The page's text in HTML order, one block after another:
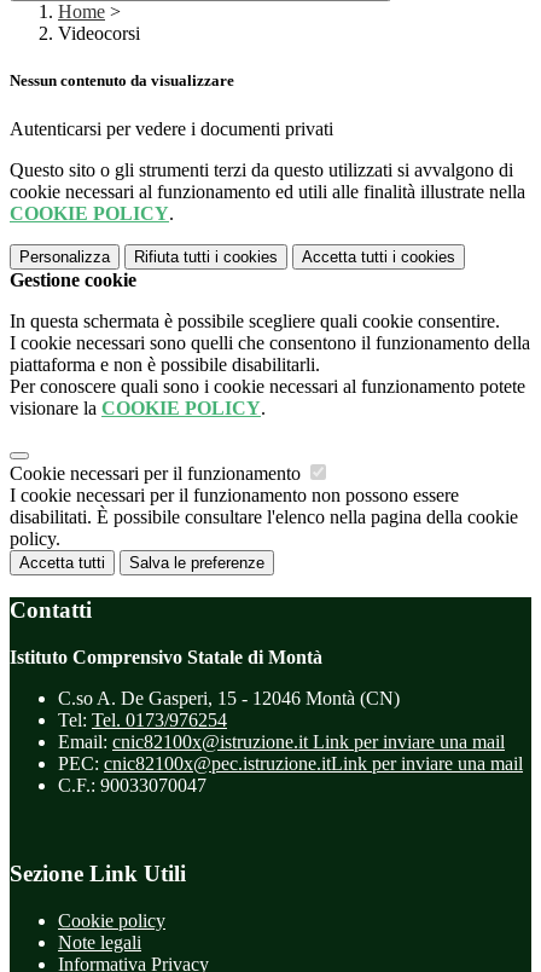
Home >
Videocorsi
Nessun contenuto da visualizzare
Autenticarsi per vedere i documenti privati
Questo sito o gli strumenti terzi da questo utilizzati si avvalgono di
cookie necessari al funzionamento ed utili alle finalità illustrate nella
COOKIE POLICY.
Personalizza Rifiuta tutti i cookies Accetta tutti i cookies
Gestione cookie
In questa schermata è possibile scegliere quali cookie consentire.
I cookie necessari sono quelli che consentono il funzionamento della
piattaforma e non è possibile disabilitarli.
Per conoscere quali sono i cookie necessari al funzionamento potete
visionare la COOKIE POLICY.
Cookie necessari per il funzionamento
I cookie necessari per il funzionamento non possono essere
disabilitati. È possibile consultare l'elenco nella pagina della cookie
policy.
Accetta tutti Salva le preferenze
Contatti
Istituto Comprensivo Statale di Montà
C.so A. De Gasperi, 15 - 12046 Montà (CN)
Tel: Tel. 0173/976254
Email: cnic82100x@istruzione.it Link per inviare una mail
PEC: cnic82100x@pec.istruzione.itLink per inviare una mail
C.F.: 90033070047
Sezione Link Utili
Cookie policy
Note legali
Informativa Privacy